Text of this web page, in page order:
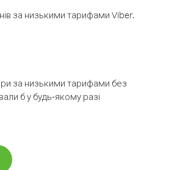
за низькими тарифами Viber.
за низькими тарифами без
б у будь-якому разі